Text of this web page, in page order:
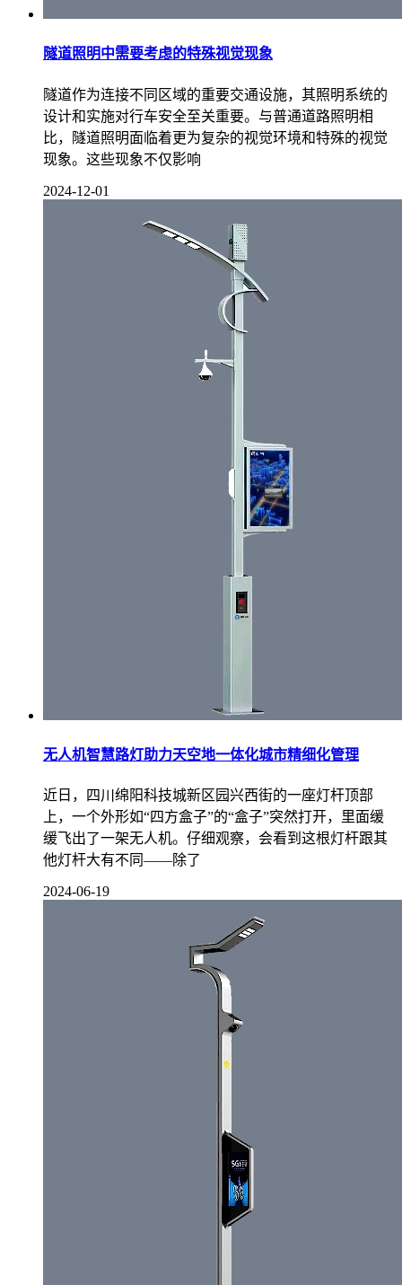
隧道照明中需要考虑的特殊视觉现象
隧道作为连接不同区域的重要交通设施，其照明系统的
设计和实施对行车安全至关重要。与普通道路照明相
比，隧道照明面临着更为复杂的视觉环境和特殊的视觉
现象。这些现象不仅影响
2024-12-01
无人机智慧路灯助力天空地一体化城市精细化管理
近日，四川绵阳科技城新区园兴西街的一座灯杆顶部
上，一个外形如“四方盒子”的“盒子”突然打开，里面缓
缓飞出了一架无人机。仔细观察，会看到这根灯杆跟其
他灯杆大有不同——除了
2024-06-19